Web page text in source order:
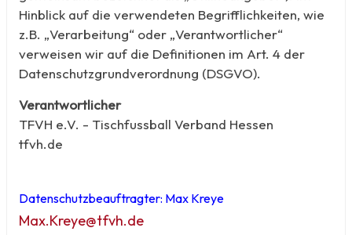
Hinblick auf die verwendeten Begrifflichkeiten, wie
z.B. „Verarbeitung“ oder „Verantwortlicher“
verweisen wir auf die Definitionen im Art. 4 der
Datenschutzgrundverordnung (DSGVO).
Verantwortlicher
TFVH e.V. - Tischfussball Verband Hessen
tfvh.de
Datenschutzbeauftragter: Max Kreye
Max.Kreye@tfvh.de